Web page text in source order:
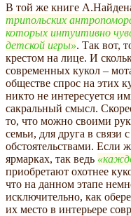
В той же книге
трипольских
которых интуитивно
детской игры . Так вот,
крестом на лице. И
современных кукол –
обществе спрос на этих
никто не интересуется
сакральный смысл.
то, что можно своими
семьи, для друга в связи
обстоятельствами. Если
ярмарках, так ведь
приобретают охотнее
что на данном этапе
исключительно, как
их место в интерьере